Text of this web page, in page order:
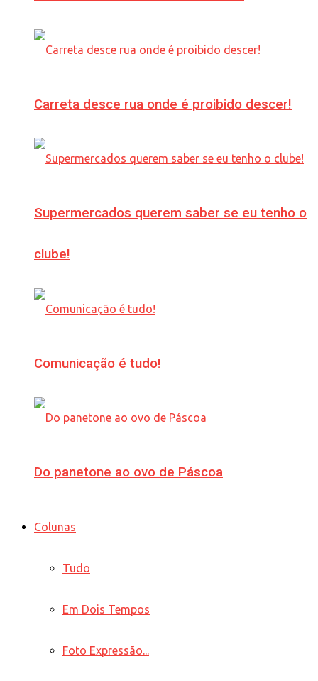
Carreta desce rua onde é proibido descer!
Supermercados querem saber se eu tenho o
clube!
Comunicação é tudo!
Do panetone ao ovo de Páscoa
Colunas
Tudo
Em Dois Tempos
Foto Expressão...